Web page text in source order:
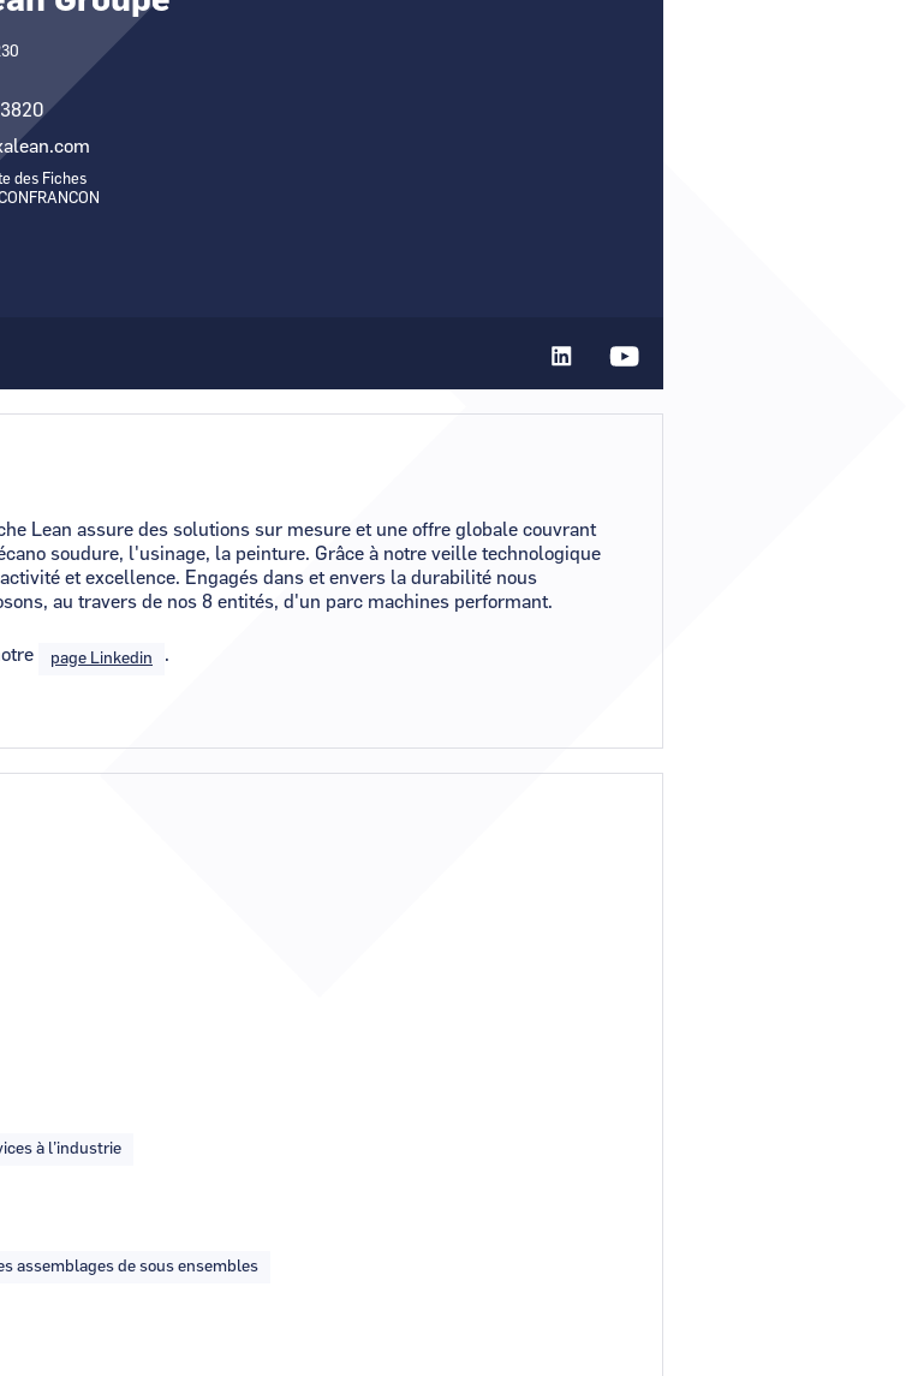
des Fiches
Lean assure des solutions sur mesure et une offre globale couvrant
soudure, l'usinage, la peinture. Grâce à notre veille technologique
et excellence. Engagés dans et envers la durabilité nous
au travers de nos 8 entités, d'un parc machines performant.
page Linkedin .
à l’industrie
assemblages de sous ensembles